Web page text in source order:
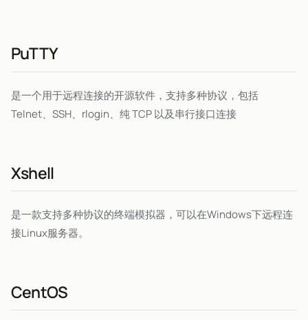
PuTTY
是一个用于远程连接的开源软件，支持多种协议，包括
Telnet、SSH、rlogin、纯 TCP 以及串行接口连接
Xshell
是一款支持多种协议的终端模拟器，可以在Windows下远程连
接Linux服务器。
CentOS